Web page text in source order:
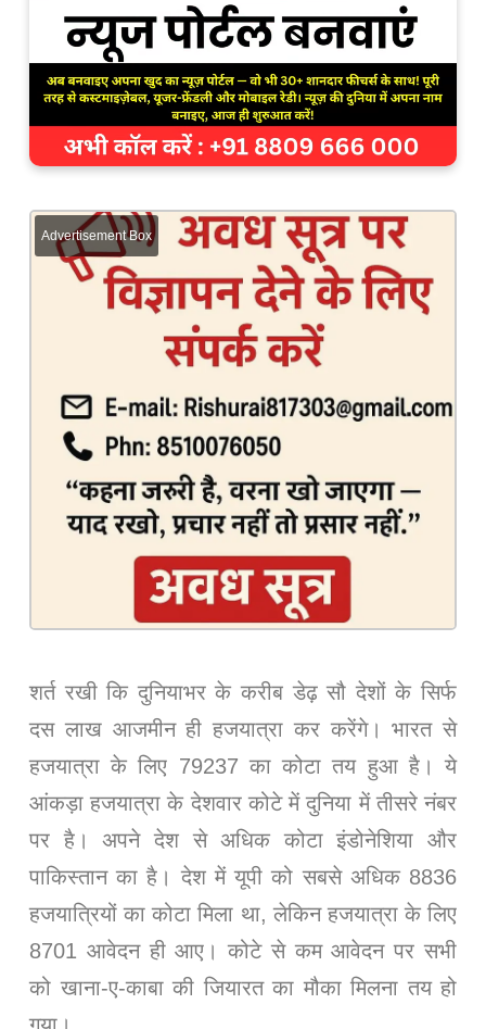
Advertisement Box
शर्त रखी कि दुनियाभर के करीब डेढ़ सौ देशों के सिर्फ
दस लाख आजमीन ही हजयात्रा कर करेंगे। भारत से
हजयात्रा के लिए 79237 का कोटा तय हुआ है। ये
आंकड़ा हजयात्रा के देशवार कोटे में दुनिया में तीसरे नंबर
पर है। अपने देश से अधिक कोटा इंडोनेशिया और
पाकिस्तान का है। देश में यूपी को सबसे अधिक 8836
हजयात्रियों का कोटा मिला था, लेकिन हजयात्रा के लिए
8701 आवेदन ही आए। कोटे से कम आवेदन पर सभी
को खाना-ए-काबा की जियारत का मौका मिलना तय हो